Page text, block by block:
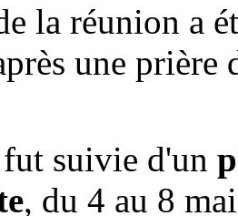
la réunion a
une prière
suivie d'un
, du 4 au 8